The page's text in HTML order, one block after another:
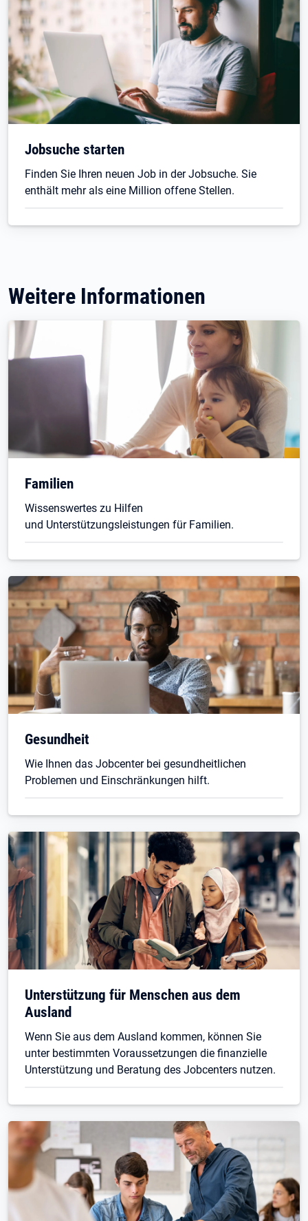
Jobsuche starten
Finden Sie Ihren neuen Job in der Jobsuche. Sie
enthält mehr als eine Million offene Stellen.
Weitere Informationen
Familien
Wissenswertes zu Hilfen
und Unterstützungsleistungen für Familien.
Gesundheit
Wie Ihnen das Jobcenter bei gesundheitlichen
Problemen und Einschränkungen hilft.
Unterstützung für Menschen aus dem
Ausland
Wenn Sie aus dem Ausland kommen, können Sie
unter bestimmten Voraussetzungen die finanzielle
Unterstützung und Beratung des Jobcenters nutzen.